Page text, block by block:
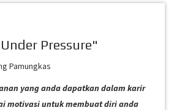
Pressure"
Pamungkas
yang anda dapatkan dalam karir
motivasi untuk membuat diri anda